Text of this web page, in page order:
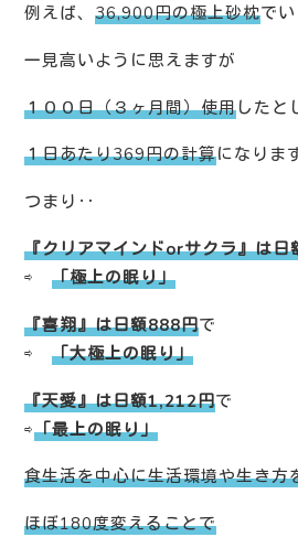
例えば、36,900円の極上砂枕でい
一見高いように思えますが
１００日（３ヶ月間）使用したと
１日あたり369円の計算になりま
つまり‥
『クリアマインドorサクラ』は日
⇨「極上の眠り」
『喜翔』は日額888円で
⇨「大極上の眠り」
『天愛』は日額1,212円
⇨「最上の眠り」
食生活を中心に生活環境や生き方
ほぼ180度変えることで